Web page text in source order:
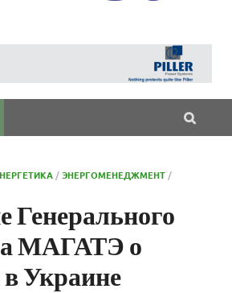
/ЭНЕРГОМЕНЕДЖМЕНТ /
Генерального
МАГАТЭ о
Украине